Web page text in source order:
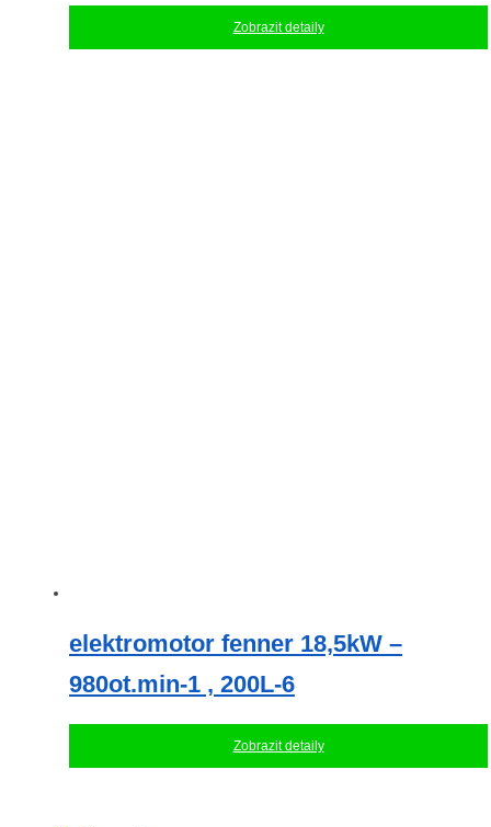
Zobrazit detaily
elektromotor fenner 18,5kW –
980ot.min-1 , 200L-6
Zobrazit detaily